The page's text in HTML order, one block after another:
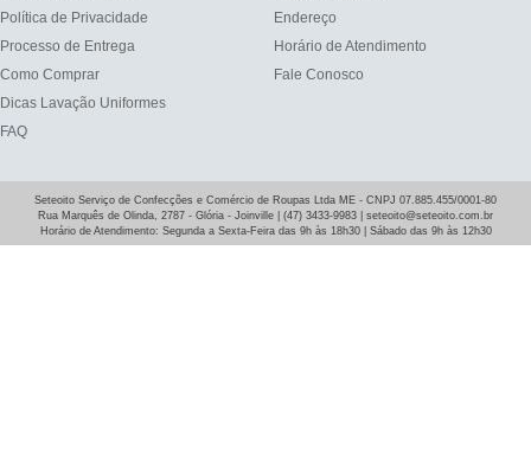
Política de Privacidade
Processo de Entrega
Como Comprar
Dicas Lavação Uniformes
FAQ
Endereço
Horário de Atendimento
Fale Conosco
Seteoito Serviço de Confecções e Comércio de Roupas Ltda ME - CNPJ 07.885.455/0001-80
Rua Marquês de Olinda, 2787 - Glória - Joinville | (47) 3433-9983 | seteoito@seteoito.com.br
Horário de Atendimento: Segunda a Sexta-Feira das 9h às 18h30 | Sábado das 9h às 12h30